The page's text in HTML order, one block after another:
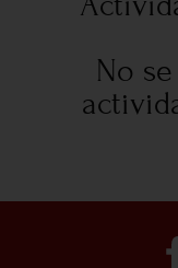
No